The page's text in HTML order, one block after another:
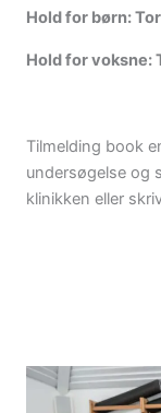
Hold for børn:
Hold for voksne:
Tilmelding book
undersøgelse og
klinikken eller